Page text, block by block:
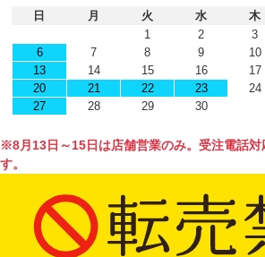
日
月 火 水 木
1
2 3
6
7 8 9 10
13
14 15 16 17
20
21 22 23 24
27
28 29 30
※8月13日～15日は店舗営業のみ。受注電話
す。